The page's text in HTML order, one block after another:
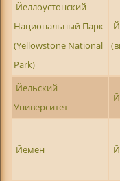
Йеллоустонский
Национальный Парк
(Yellowstone National
Park)
Йельский
Университет
Йемен